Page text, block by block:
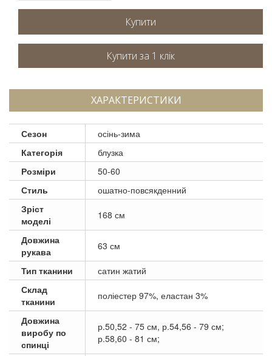
Купити
ХАРАКТЕРИСТИКИ
Сезон
осінь-зима
Категорія
блузка
Розміри
50-60
Стиль
ошатно-повсякденний
Зріст
моделі
168 см
Довжина
рукава
63 см
Тип тканини
сатин жатий
Склад
тканини
поліестер 97%, еластан 3%
Довжина
виробу по
спинці
р.50,52 - 75 см, р.54,56 - 79 см;
р.58,60 - 81 см;